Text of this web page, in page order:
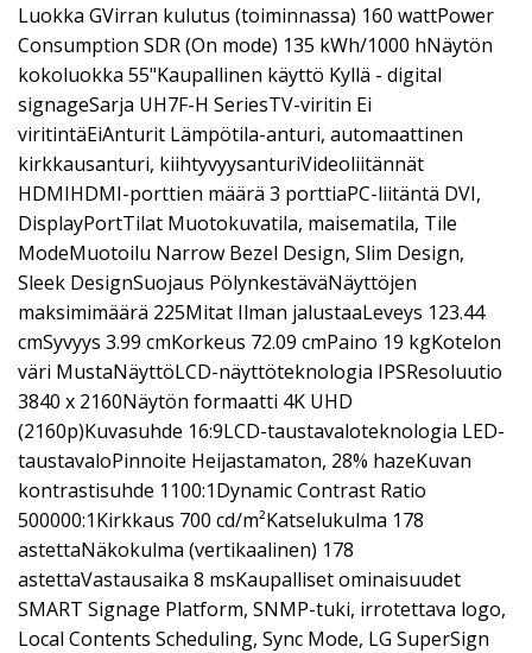
Luokka GVirran kulutus (toiminnassa) 160 wattPower
Consumption SDR (On mode) 135 kWh/1000 hNäytön
kokoluokka 55"Kaupallinen käyttö Kyllä - digital
signageSarja UH7F-H SeriesTV-viritin Ei
viritintäEiAnturit Lämpötila-anturi, automaattinen
kirkkausanturi, kiihtyvyysanturiVideoliitännät
HDMIHDMI-porttien määrä 3 porttiaPC-liitäntä DVI,
DisplayPortTilat Muotokuvatila, maisematila, Tile
ModeMuotoilu Narrow Bezel Design, Slim Design,
Sleek DesignSuojaus PölynkestäväNäyttöjen
maksimimäärä 225Mitat Ilman jalustaaLeveys 123.44
cmSyvyys 3.99 cmKorkeus 72.09 cmPaino 19 kgKotelon
väri MustaNäyttöLCD-näyttöteknologia IPSResoluutio
3840 x 2160Näytön formaatti 4K UHD
(2160p)Kuvasuhde 16:9LCD-taustavaloteknologia LED-
taustavaloPinnoite Heijastamaton, 28% hazeKuvan
kontrastisuhde 1100:1Dynamic Contrast Ratio
500000:1Kirkkaus 700 cd/m²Katselukulma 178
astettaNäkokulma (vertikaalinen) 178
astettaVastausaika 8 msKaupalliset ominaisuudet
SMART Signage Platform, SNMP-tuki, irrotettava logo,
Local Contents Scheduling, Sync Mode, LG SuperSign